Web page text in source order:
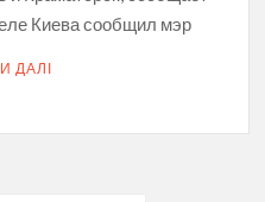
Киева сообщил мэр
ДАЛІ